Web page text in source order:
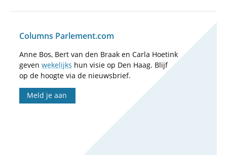
Columns Parlement.com
Anne Bos, Bert van den Braak en Carla Hoetink
geven wekelijks hun visie op Den Haag. Blijf
op de hoogte via de nieuwsbrief.
Meld je aan